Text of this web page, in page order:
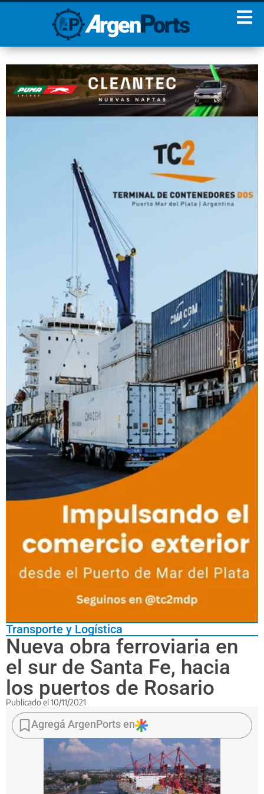
Transporte y Logística
Nueva obra ferroviaria en
el sur de Santa Fe, hacia
los puertos de Rosario
Publicado el 10/11/2021
Se
habilitó
un
Agregá ArgenPorts en
¡Sumate a nuestro
Newsletter!
Nombre Apellidos
Estoy de acuerdo con las
condiciones y políticas de
privacidad.